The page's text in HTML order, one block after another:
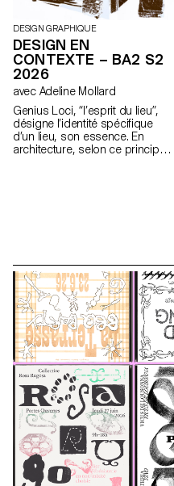
DESIGN GRAPHIQUE
DESIGN EN
CONTEXTE – BA2 S2
2026
avec Adeline Mollard
Genius Loci, “l’esprit du lieu”,
désigne l’identité spécifique
d’un lieu, son essence. En
architecture, selon ce principe,
d’en faire la promotion, ou de
prolonger la communication du
lieu.